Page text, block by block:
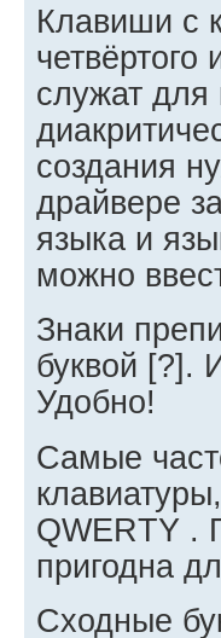
Клавиши с
служат
создания
драйвере
языка и
можно
Знаки
буквой [?].
Удобно!
Самые
QWERTY .
пригодна
Сходные